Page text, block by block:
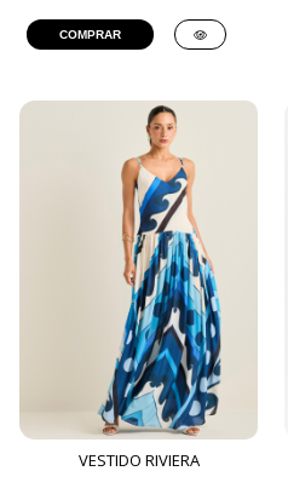
COMPRAR
VESTIDO RIVIERA